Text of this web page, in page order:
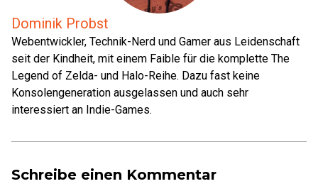
Dominik Probst
Webentwickler, Technik-Nerd und Gamer aus Leidenschaft
seit der Kindheit, mit einem Faible für die komplette The
Legend of Zelda- und Halo-Reihe. Dazu fast keine
Konsolengeneration ausgelassen und auch sehr
interessiert an Indie-Games.
Schreibe einen Kommentar